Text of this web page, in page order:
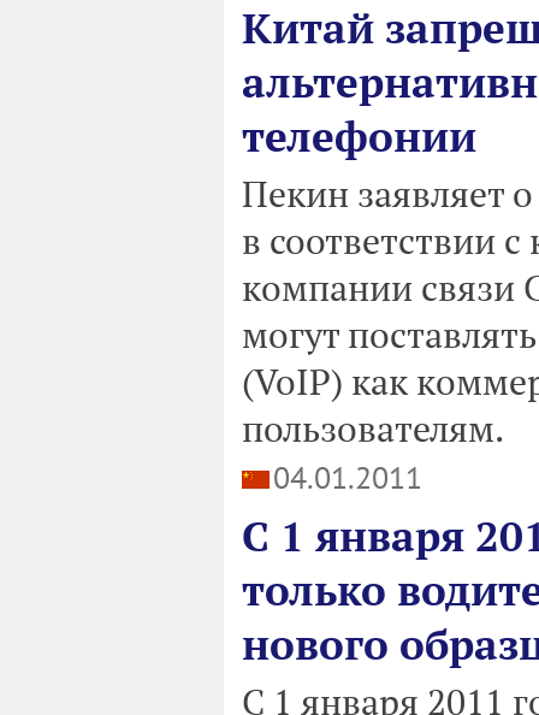
Китай
телефонии
Пекин заявляет
в соответствии
компании связи
могут
(VoIP) как
пользователям.
04.01.2011
С 1 января
только
нового
С 1 января 2011